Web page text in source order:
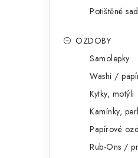
Potištěné
OZDOBY
Samolepky
Washi /
Kytky, motýli
Kamínky,
Papírové
Rub-Ons /